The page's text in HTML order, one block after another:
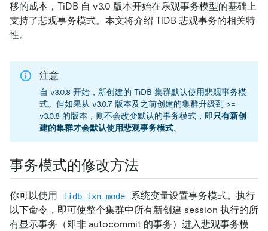
移的成本，TiDB 自 v3.0 版本开始在乐观事务模型的基础上
支持了悲观事务模式。本文将介绍 TiDB 悲观事务的相关特
性。
注意
自 v3.0.8 开始，新创建的 TiDB 集群默认使用悲观事务模
式。但如果从 v3.0.7 版本及之前创建的集群升级到 >=
v3.0.8 的版本，则不会改变默认的事务模式，即只有新创
建的集群才会默认使用悲观事务模式。
事务模式的修改方法
你可以使用 tidb_txn_mode
系统变量设置事务模式。执行
以下命令，即可使整个集群中所有新创建 session 执行的所
有显示事务（即非 autocommit 的事务）进入悲观事务模